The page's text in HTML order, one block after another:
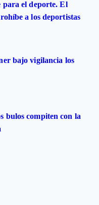
para el deporte. El
a los deportistas
bajo vigilancia los
bulos compiten con la